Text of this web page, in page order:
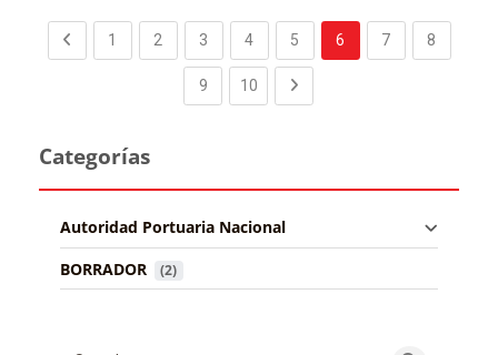
Previous page
1 (current)
2 (current)
3 (current)
4(current)
5 (current)
6 7(current)
8
9(current)
10(current)
Categorías
Autoridad Portuaria Nacional
BORRADOR
(2)